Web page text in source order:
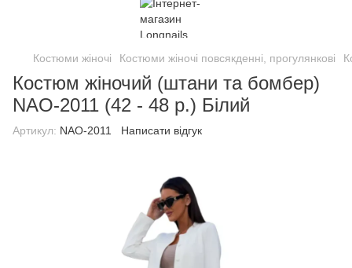
Костюми жіночі Костюми жіночі повсякденні, прогулянкові
Костюм жіночий (штани та бомбер)
NAO-2011 (42 - 48 р.) Білий
Артикул: NAO-2011 Написати відгук